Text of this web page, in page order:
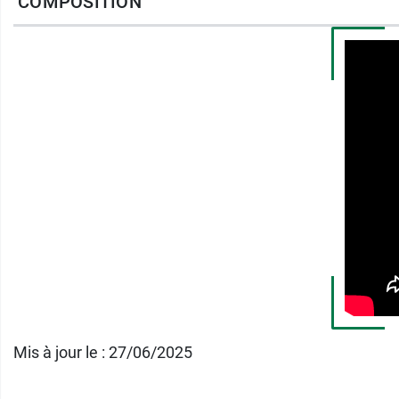
Appliquez votre baume à lèvres Dermophil
Mis à jour le : 27/06/2025